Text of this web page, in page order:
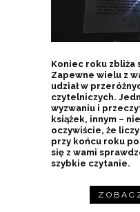
Koniec roku zbliża
Zapewne wielu z
udział w
czytelniczych.
wyzwaniu i
książek, innym –
oczywiście, że
przy końcu roku
się z wami
szybkie czytanie.